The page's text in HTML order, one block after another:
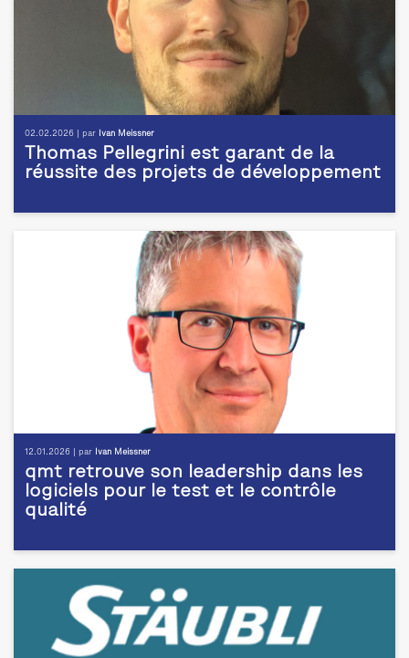
02.02.2026 | par Ivan Meissner
Thomas Pellegrini est garant de la
réussite des projets de développement
12.01.2026 | par Ivan Meissner
qmt retrouve son leadership dans les
logiciels pour le test et le contrôle
qualité